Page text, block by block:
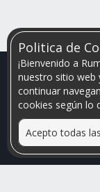
Politica de
¡Bienvenido a
nuestro sitio web
continuar
cookies según lo
Acepto todas
Relacionamos